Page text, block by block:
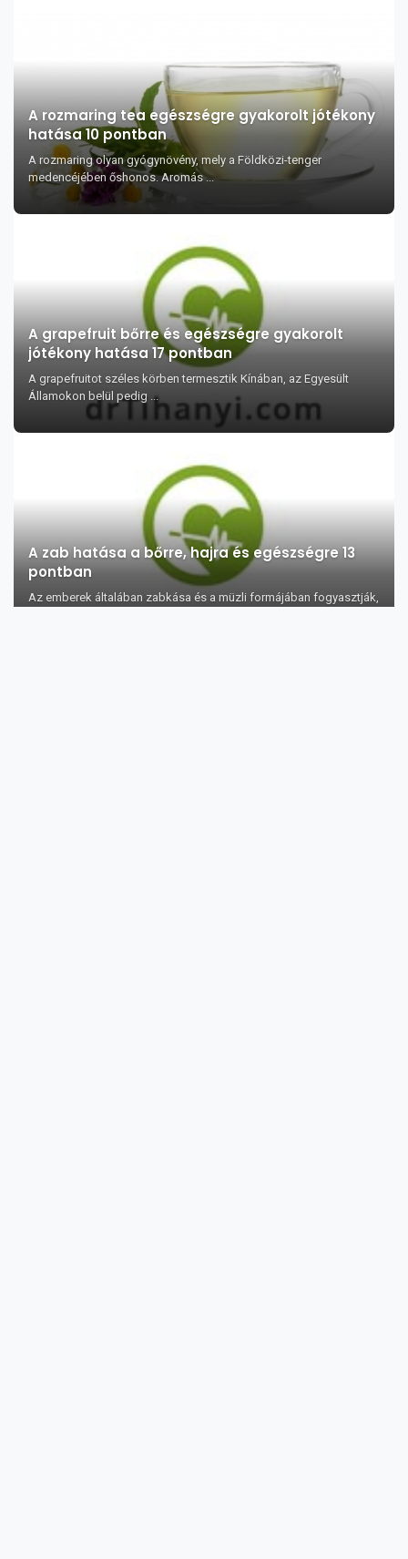
A rozmaring tea egészségre gyakorolt jótékony
hatása 10 pontban
A rozmaring olyan gyógynövény, mely a Földközi-tenger
medencéjében őshonos. Aromás ...
A grapefruit bőrre és egészségre gyakorolt
jótékony hatása 17 pontban
A grapefruitot széles körben termesztik Kínában, az Egyesült
Államokon belül pedig ...
A zab hatása a bőrre, hajra és egészségre 13
pontban
Az emberek általában zabkása és a müzli formájában fogyasztják,